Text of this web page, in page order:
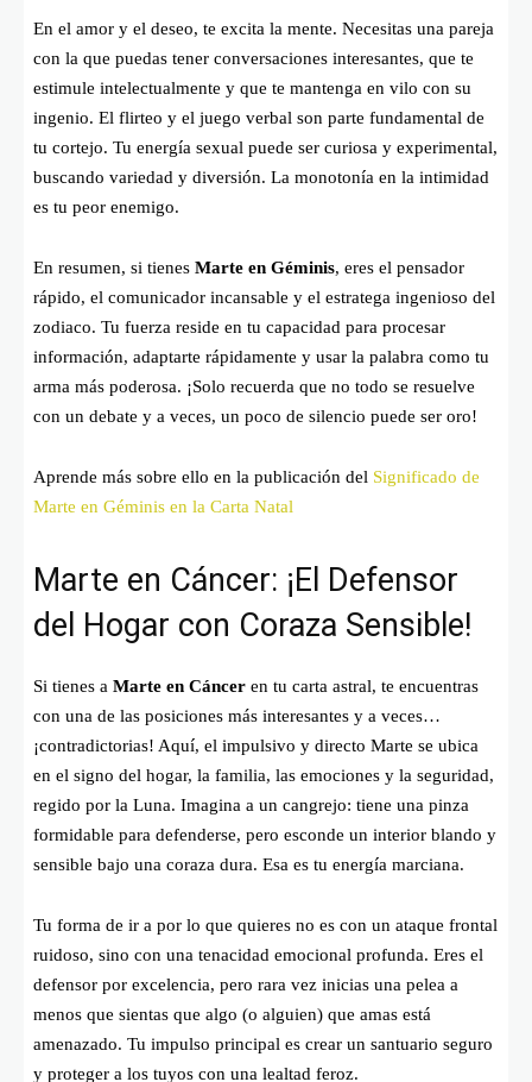
En el amor y el deseo, te excita la mente. Necesitas una pareja
con la que puedas tener conversaciones interesantes, que te
estimule intelectualmente y que te mantenga en vilo con su
ingenio. El flirteo y el juego verbal son parte fundamental de
tu cortejo. Tu energía sexual puede ser curiosa y experimental,
buscando variedad y diversión. La monotonía en la intimidad
es tu peor enemigo.
En resumen, si tienes Marte en Géminis, eres el pensador
rápido, el comunicador incansable y el estratega ingenioso del
zodiaco. Tu fuerza reside en tu capacidad para procesar
información, adaptarte rápidamente y usar la palabra como tu
arma más poderosa. ¡Solo recuerda que no todo se resuelve
con un debate y a veces, un poco de silencio puede ser oro!
Aprende más sobre ello en la publicación del Significado de
Marte en Géminis en la Carta Natal
Marte en Cáncer: ¡El Defensor
del Hogar con Coraza Sensible!
Si tienes a Marte en Cáncer en tu carta astral, te encuentras
con una de las posiciones más interesantes y a veces…
¡contradictorias! Aquí, el impulsivo y directo Marte se ubica
en el signo del hogar, la familia, las emociones y la seguridad,
regido por la Luna. Imagina a un cangrejo: tiene una pinza
formidable para defenderse, pero esconde un interior blando y
sensible bajo una coraza dura. Esa es tu energía marciana.
Tu forma de ir a por lo que quieres no es con un ataque frontal
ruidoso, sino con una tenacidad emocional profunda. Eres el
defensor por excelencia, pero rara vez inicias una pelea a
menos que sientas que algo (o alguien) que amas está
amenazado. Tu impulso principal es crear un santuario seguro
y proteger a los tuyos con una lealtad feroz.